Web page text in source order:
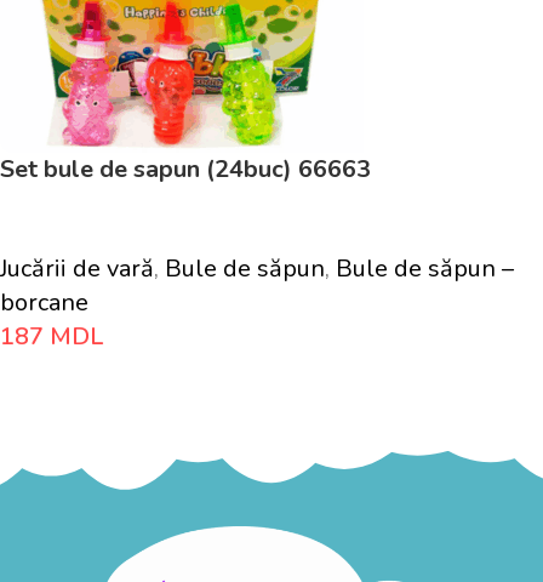
Set bule de sapun (24buc) 66663
Jucării de vară, Bule de săpun, Bule de săpun –
borcane
187 MDL